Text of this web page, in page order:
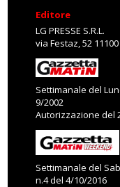
Editore
LG PRESSE S.R.L.
via Festaz, 52 11100
Settimanale del
9/2002
Autorizzazione del
Settimanale del
n.4 del 4/10/2016